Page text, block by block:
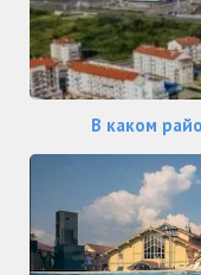
В каком